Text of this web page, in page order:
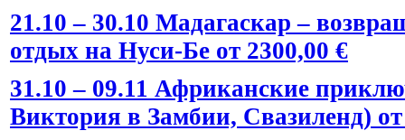
21.10 – 30.10 Мадагаскар –
отдых на Нуси-Бе от 2300,00 €
31.10 – 09.11 Африканские
Виктория в Замбии, Свазиленд) от